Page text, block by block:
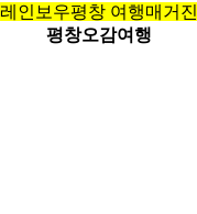
레인보우평창 여행매거진
평창오감여행